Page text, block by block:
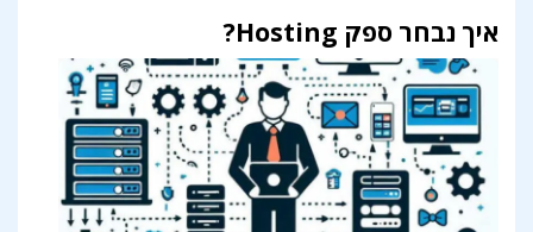
איך נבחר ספק Hosting?